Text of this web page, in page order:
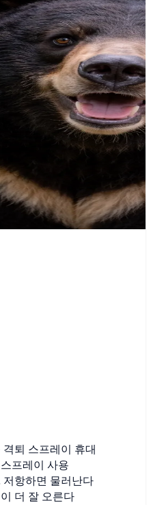
퇴 스프레이 휴대
프레이 사용
항하면 물러난다
더 잘 오른다